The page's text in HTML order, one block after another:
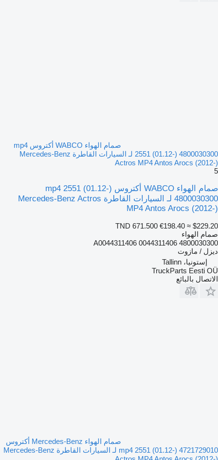
صمام الهواء WABCO أكتروس mp4
2551 (01.12-) 4800030300 لـ السيارات القاطرة Mercedes-Benz
Actros MP4 Antos Arocs (2012-)
5
صمام الهواء WABCO أكتروس mp4 2551 (01.12-)
4800030300 لـ السيارات القاطرة Mercedes-Benz Actros
MP4 Antos Arocs (2012-)
TND 671.500 €198.40 ≈ $229.20
صمام الهواء
4800030300 0044311406 A0044311406
ديزل / مازوت
إستونيا، Tallinn
TruckParts Eesti OÜ
الاتصال بالبائع
صمام الهواء Mercedes-Benz أكتروس
mp4 2551 (01.12-) 4721729010 لـ السيارات القاطرة Mercedes-Benz